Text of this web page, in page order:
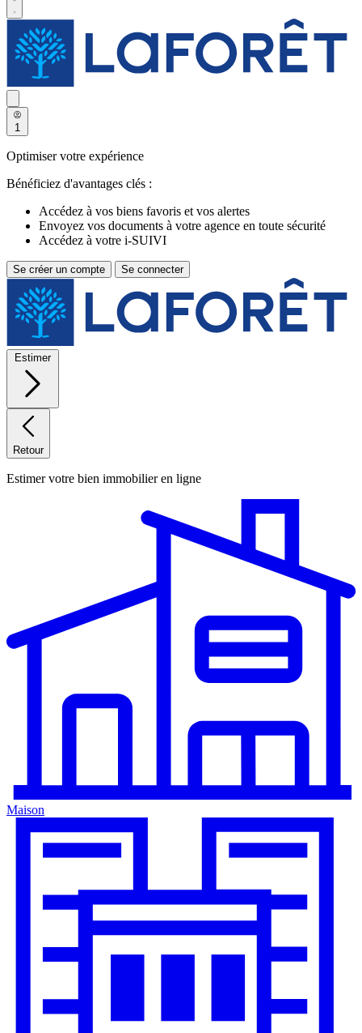
1
Optimiser votre expérience
Bénéficiez d'avantages clés :
Accédez à vos biens favoris et vos alertes
Envoyez vos documents à votre agence en toute sécurité
Accédez à votre i-SUIVI
Se créer un compte Se connecter
Estimer
Retour
Estimer votre bien immobilier en ligne
Maison